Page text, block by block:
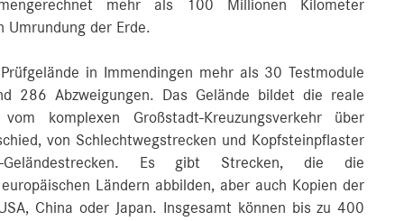
mehr als 100 Millionen Kilometer
Umrundung der Erde.
in Immendingen mehr als 30 Testmodule
286 Abzweigungen. Das Gelände bildet die reale
komplexen Großstadt-Kreuzungsverkehr über
von Schlechtwegstrecken und Kopfsteinpflaster
Es gibt Strecken, die die
Ländern abbilden, aber auch Kopien der
China oder Japan. Insgesamt können bis zu 400